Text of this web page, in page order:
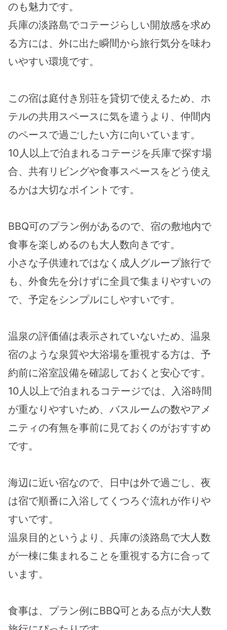
のも魅力です。
兵庫の淡路島でコテージらしい開放感を求め
る方には、外に出た瞬間から旅行気分を味わ
いやすい環境です。
この宿は庭付き別荘を貸切で使えるため、ホ
テルの共用スペースに気を遣うより、仲間内
のペースで過ごしたい方に向いています。
10人以上で泊まれるコテージを兵庫で探す場
合、共有リビングや食事スペースをどう使え
るかは大切なポイントです。
BBQ可のプラン例があるので、宿の敷地内で
食事を楽しめるのも大人数向きです。
小さな子供連れではなく成人グループ旅行で
も、外食先を分けずに全員で集まりやすいの
で、予定をシンプルにしやすいです。
温泉の評価値は表示されていないため、温泉
宿のような泉質や大浴場を重視する方は、予
約前に浴室設備を確認しておくと安心です。
10人以上で泊まれるコテージでは、入浴時間
が重なりやすいため、バスルームの数やアメ
ニティの有無を事前に見ておくのがおすすめ
です。
海辺に近い宿なので、日中は外で過ごし、夜
は宿で順番に入浴してくつろぐ流れが作りや
すいです。
温泉目的というより、兵庫の淡路島で大人数
が一棟に集まれることを重視する方に合って
います。
食事は、プラン例にBBQ可とある点が大人数